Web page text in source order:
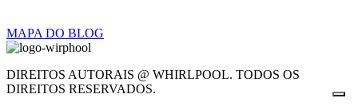
MAPA DO BLOG
DIREITOS AUTORAIS @ WHIRLPOOL. TODOS OS
DIREITOS RESERVADOS.